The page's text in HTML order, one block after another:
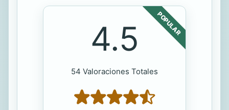
POPULAR
4.5
54 Valoraciones Totales